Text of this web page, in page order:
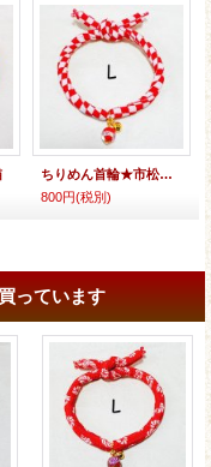
ちりめん首輪★市松★とんぼ玉
800円(税別)
っています